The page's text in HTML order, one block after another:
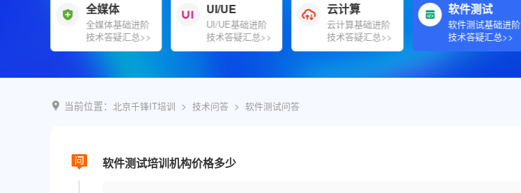
南京
济南
上海
郑州
重庆
全媒体
全媒体基础进阶
技术答疑汇总>>
UI/UE
UI/UE基础进阶
技术答疑汇总>>
云计算
云计算基础进阶
技术答疑汇总>>
软件测试
软件测试基础进阶
技术答疑汇总>>
当前位置： 北京千锋IT培训 > 技术问答 > 软件测试问答
软件测试培训机构价格多少